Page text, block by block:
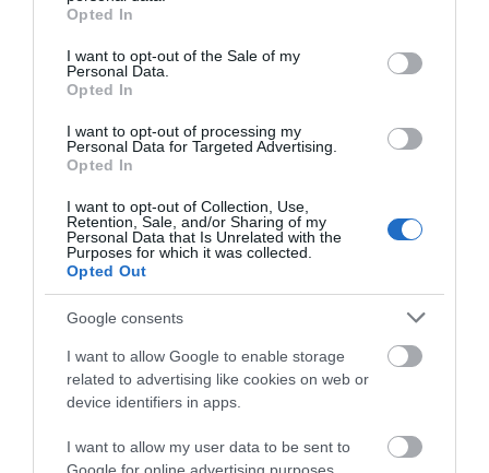
use your data for below specified purposes in below Google
consent section.
Opted In
I want to opt-out of the Sale of my
Personal Data.
Opted In
I want to opt-out of processing my
Personal Data for Targeted Advertising.
Opted In
I want to opt-out of Collection, Use,
Retention, Sale, and/or Sharing of my
Personal Data that Is Unrelated with the
Purposes for which it was collected.
Opted Out
Google consents
I want to allow Google to enable storage
related to advertising like cookies on web or
device identifiers in apps.
I want to allow my user data to be sent to
Τι γίνεται με τις τσούχτρες στην
08.08.2026 | 12:20
Καύσωνας και πολλά μποφόρ
αύριο στην Εύβοια! Συνεδρίασε η
επιτροπή εκτίμησης κινδύνου
08.08.2026 | 12:00
Εύβοια: Οι ισχυροί άνεμοι
έσπασαν μεγάλο πεύκο σε αυλή
εκκλησίας
08.08.2026 | 11:40
Εύβοια: Αποκαταστάθηκε το
ίντερνετ στον Οξύλιθο μετά από
επέμβαση της CP COMPANY Ε.Ε.
08.08.2026 | 11:20
Συρροή πιστών σε αυτό
το Μοναστήρι της
Εύβοιας!
Έξοδος Αυγούστου: Οι
Αθηναίοι «ψηφίζουν»
διακοπές τους!